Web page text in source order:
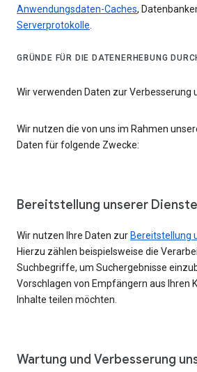
Anwendungsdaten-Caches,
Serverprotokolle.
GRÜNDE FÜR DIE DATENERHEBUNG
Wir verwenden Daten zur Verbesserung
Wir nutzen die von uns im Rahmen
Daten für folgende Zwecke:
Bereitstellung unserer Dienste
Wir nutzen Ihre Daten zur Bereitstellung
Hierzu zählen beispielsweise die
Suchbegriffe, um Suchergebnisse
Vorschlagen von Empfängern aus Ihren
Inhalte teilen möchten.
Wartung und Verbesserung